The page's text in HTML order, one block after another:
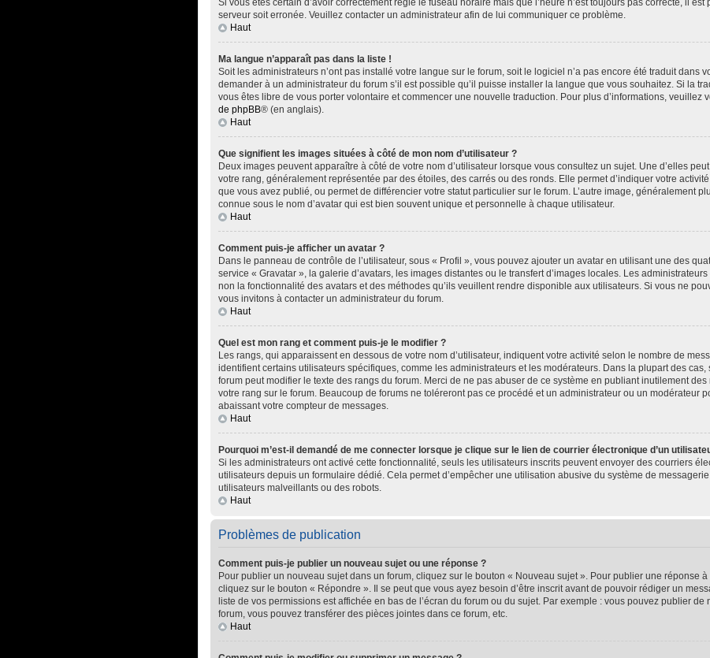
Si vous êtes certain d’avoir correctement réglé le fuseau horaire mais que l’heure n’est toujours pas correcte, il est
serveur soit erronée. Veuillez contacter un administrateur afin de lui communiquer ce problème.
Haut
Ma langue n’apparaît pas dans la liste !
Soit les administrateurs n’ont pas installé votre langue sur le forum, soit le logiciel n’a pas encore été traduit dans
demander à un administrateur du forum s’il est possible qu’il puisse installer la langue que vous souhaitez. Si la
vous êtes libre de vous porter volontaire et commencer une nouvelle traduction. Pour plus d’informations, veuillez
de phpBB® (en anglais).
Haut
Que signifient les images situées à côté de mon nom d’utilisateur ?
Deux images peuvent apparaître à côté de votre nom d’utilisateur lorsque vous consultez un sujet. Une d’elles
votre rang, généralement représentée par des étoiles, des carrés ou des ronds. Elle permet d’indiquer votre
que vous avez publié, ou permet de différencier votre statut particulier sur le forum. L’autre image, généralement
connue sous le nom d’avatar qui est bien souvent unique et personnelle à chaque utilisateur.
Haut
Comment puis-je afficher un avatar ?
Dans le panneau de contrôle de l’utilisateur, sous « Profil », vous pouvez ajouter un avatar en utilisant une des
service « Gravatar », la galerie d’avatars, les images distantes ou le transfert d’images locales. Les
non la fonctionnalité des avatars et des méthodes qu’ils veuillent rendre disponible aux utilisateurs. Si vous ne
vous invitons à contacter un administrateur du forum.
Haut
Quel est mon rang et comment puis-je le modifier ?
Les rangs, qui apparaissent en dessous de votre nom d’utilisateur, indiquent votre activité selon le nombre de
identifient certains utilisateurs spécifiques, comme les administrateurs et les modérateurs. Dans la plupart des
forum peut modifier le texte des rangs du forum. Merci de ne pas abuser de ce système en publiant inutilement des
votre rang sur le forum. Beaucoup de forums ne toléreront pas ce procédé et un administrateur ou un modérateur
abaissant votre compteur de messages.
Haut
Pourquoi m’est-il demandé de me connecter lorsque je clique sur le lien de courrier électronique d’un
Si les administrateurs ont activé cette fonctionnalité, seuls les utilisateurs inscrits peuvent envoyer des courriers
utilisateurs depuis un formulaire dédié. Cela permet d’empêcher une utilisation abusive du système de
utilisateurs malveillants ou des robots.
Haut
Problèmes de publication
Comment puis-je publier un nouveau sujet ou une réponse ?
Pour publier un nouveau sujet dans un forum, cliquez sur le bouton « Nouveau sujet ». Pour publier une réponse
cliquez sur le bouton « Répondre ». Il se peut que vous ayez besoin d’être inscrit avant de pouvoir rédiger un
liste de vos permissions est affichée en bas de l’écran du forum ou du sujet. Par exemple : vous pouvez publier de
forum, vous pouvez transférer des pièces jointes dans ce forum, etc.
Haut